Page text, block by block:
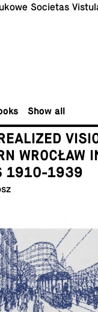
So­ci­etas
Show all
WROCŁAW
1910-1939